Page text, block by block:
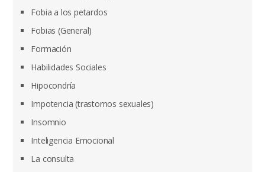
Fobia a los petardos
Fobias (General)
Formación
Habilidades Sociales
Hipocondría
Impotencia (trastornos sexuales)
Insomnio
Inteligencia Emocional
La consulta